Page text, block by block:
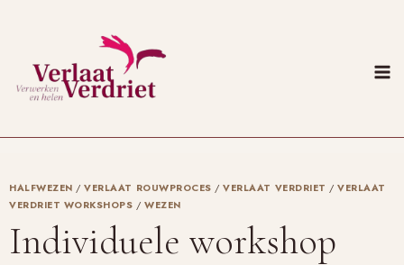
inhoud
HALFWEZEN /VERLAAT ROUWPROCES /VERLAAT VERDRIET /VERLAAT
VERDRIET WORKSHOPS /WEZEN
Individuele workshop